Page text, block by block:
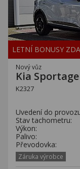
LETNÍ BONUSY
Nový vůz
Kia
K2327
Uvedení do
Stav tachometru:
Výkon:
Palivo:
Převodovka:
Záruka výrobce